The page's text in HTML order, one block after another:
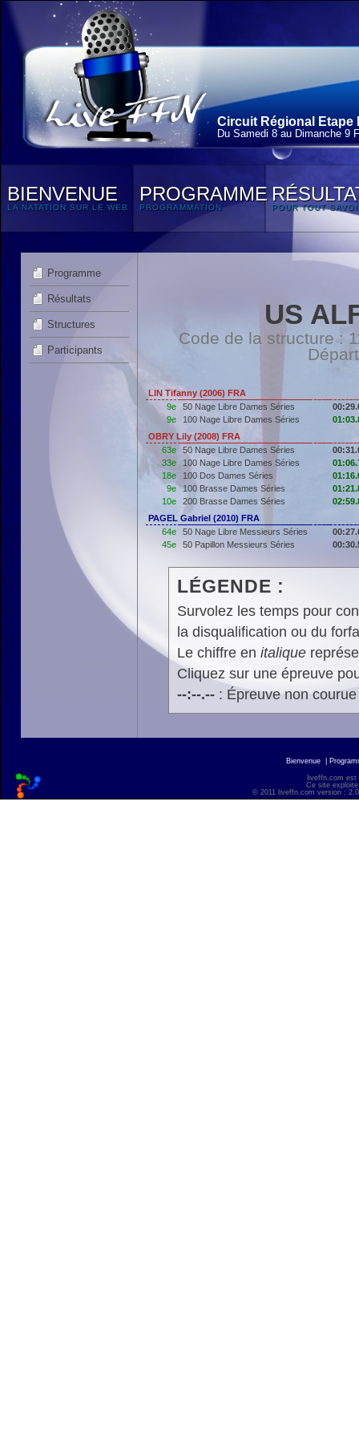
Circuit Régional Etape
Du Samedi 8 au Dimanche 9
BIENVENUE
LA NATATION SUR LE WEB
PROGRAMME
PROGRAMMATION POUR TOUT
Programme
Résultats
Structures
Participants
US
Code de la structure :
LIN Tifanny (2006) FRA
9e
50 Nage Libre Dames Séries
9e
100 Nage Libre Dames Séries
OBRY Lily (2008) FRA
63e
50 Nage Libre Dames Séries
33e
100 Nage Libre Dames Séries
18e
100 Dos Dames Séries
9e
100 Brasse Dames Séries
10e
200 Brasse Dames Séries
PAGEL Gabriel (2010) FRA
64e
50 Nage Libre Messieurs Séries
45e
50 Papillon Messieurs Séries
LÉGENDE :
Survolez les temps pour
la disqualification ou du
Le chiffre en italique
Cliquez sur une épreuve
--:--.--: Épreuve non
Bienvenue
liveffn.com est
Ce site
© 2011 liveffn.com version :